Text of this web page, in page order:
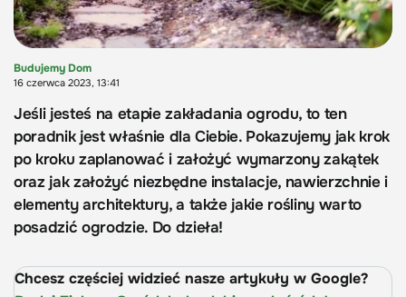
Budujemy Dom
16 czerwca 2023, 13:41
Jeśli jesteś na etapie zakładania ogrodu, to ten
poradnik jest właśnie dla Ciebie. Pokazujemy jak krok
po kroku zaplanować i założyć wymarzony zakątek
oraz jak założyć niezbędne instalacje, nawierzchnie i
elementy architektury, a także jakie rośliny warto
posadzić ogrodzie. Do dzieła!
Chcesz częściej widzieć nasze artykuły w Google?